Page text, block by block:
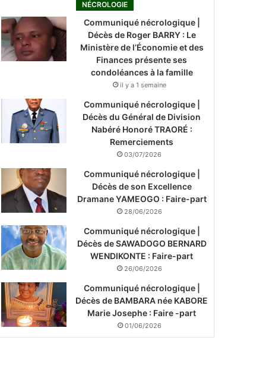
NÉCROLOGIE
Communiqué nécrologique |
Décès de Roger BARRY : Le
Ministère de l’Économie et des
Finances présente ses
condoléances à la famille
il y a 1 semaine
Communiqué nécrologique |
Décès du Général de Division
Nabéré Honoré TRAORÉ :
Remerciements
03/07/2026
Communiqué nécrologique |
Décès de son Excellence
Dramane YAMEOGO : Faire-part
28/06/2026
Communiqué nécrologique |
Décès de SAWADOGO BERNARD
WENDIKONTE : Faire-part
26/06/2026
Communiqué nécrologique |
Décès de BAMBARA née KABORE
Marie Josephe : Faire -part
01/06/2026